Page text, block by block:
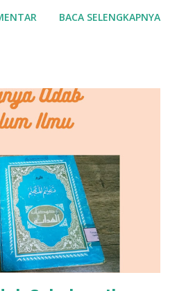
situasi kita seharian
untuk cuci muka? Terutama
pengennya langsung
kuman, kuman dan kotoran
untuk merawat wajah agar selalu
cuci muka minimal sehari
dan sebelum tidur. Kenapa
kotoran dan bakteri
wajah saat tidur. Menjelang
BACA SELENGKAPNYA